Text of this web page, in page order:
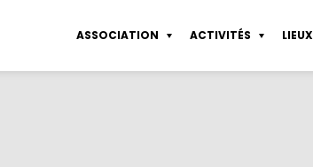
ASSOCIATION ACTIVITÉS LIEUX